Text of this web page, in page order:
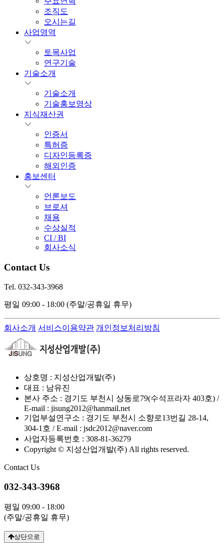
조직도
오시는길
사업영역
토목사업
연구기술
기술소개
기술소개
기술홍보영상
지식재산권
인증서
특허증
디자인등록증
해외인증
홍보센터
언론보도
브로셔
채용
수상실적
CI / BI
회사소식
Contact Us
Tel. 032-343-3968
평일 09:00 - 18:00 (주말/공휴일 휴무)
회사소개 서비스이용약관 개인정보처리방침
상호명 : 지성산업개발(주)
대표 : 남유진
본사 주소 : 경기도 부천시 상동로79(수석프라자 403호) /
E-mail : jisung2012@hanmail.net
기업부설연구소 : 경기도 부천시 소향로13번길 28-14,
304-1호 / E-mail : jsdc2012@naver.com
사업자등록번호 : 308-81-36279
Copyright © 지성산업개발(주) All rights reserved.
Contact Us
032-343-3968
평일 09:00 - 18:00
(주말/공휴일 휴무)
상단으로